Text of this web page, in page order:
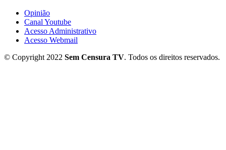
Opinião
Canal Youtube
Acesso Administrativo
Acesso Webmail
© Copyright 2022 Sem Censura TV. Todos os direitos reservados.